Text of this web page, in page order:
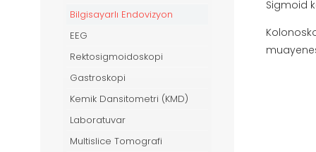
Sigmoid
Bilgisayarlı Endovizyon
EEG
Rektosigmoidoskopi
Gastroskopi
Kemik Dansitometri (KMD)
Laboratuvar
Multislice Tomografi